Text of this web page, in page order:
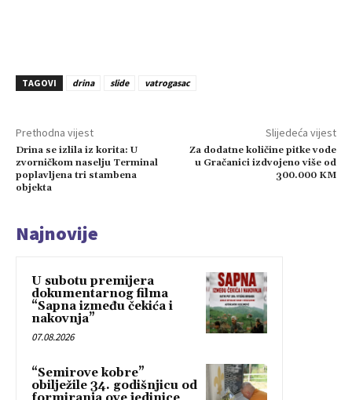
TAGOVI drina slide vatrogasac
Prethodna vijest
Drina se izlila iz korita: U
zvorničkom naselju Terminal
poplavljena tri stambena
objekta
Slijedeća vijest
Za dodatne količine pitke vode
u Gračanici izdvojeno više od
300.000 KM
Najnovije
U subotu premijera
dokumentarnog filma
“Sapna između čekića i
nakovnja”
07.08.2026
“Semirove kobre”
obilježile 34. godišnjicu od